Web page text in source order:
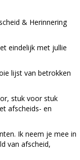
& Herinnering
eindelijk met jullie
lijst van betrokken
stuk voor stuk
afscheids- en
Ik neem je mee in
van afscheid,